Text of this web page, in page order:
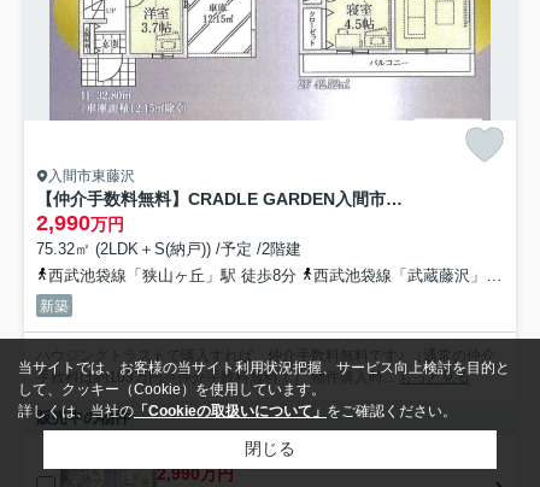
入間市東藤沢
【仲介手数料無料】CRADLE GARDEN入間市東藤沢第31 全1棟
2,990万円
75.32㎡ (2LDK＋S(納戸)) /予定 /2階建
西武池袋線「狭山ヶ丘」駅 徒歩8分
西武池袋線「武蔵藤沢」駅 徒歩11分
新築
ハウジングトラストで購入すれば、仲介手数料無料です♪ （通常の仲介
手数料は約103万円⇒仲介手数料無料！） 物件購入時...もっと見る
販売中の物件
2,990万円
当サイトでは、お客様の当サイト利用状況把握、サービス向上検討を目的と
して、クッキー（Cookie）を使用しています。
詳しくは、当社の 「Cookieの取扱いについて」 をご確認ください。
閉じる